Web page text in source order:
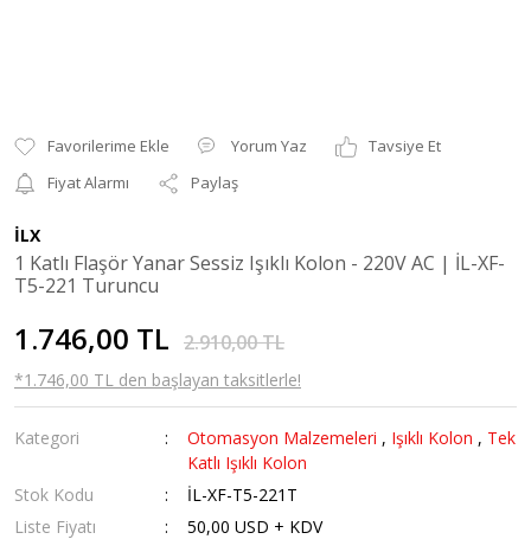
Yorum Yaz
Tavsiye Et
Fiyat Alarmı
Paylaş
İLX
1 Katlı Flaşör Yanar Sessiz Işıklı Kolon - 220V AC | İL-XF-
T5-221 Turuncu
1.746,00 TL 2.910,00 TL
*1.746,00 TL den başlayan taksitlerle!
Kategori Otomasyon Malzemeleri , Işıklı Kolon , Tek
Katlı Işıklı Kolon
Stok Kodu
İL-XF-T5-221T
Liste Fiyatı
50,00 USD + KDV